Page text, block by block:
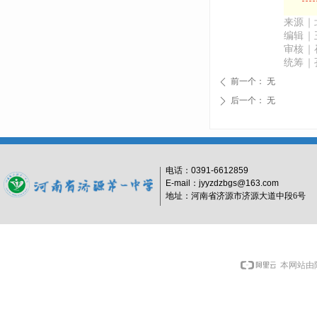
来源
编辑｜
审核
统筹｜
ꄴ 前一个： 无
ꄲ 后一个： 无
电话： 0391-6612859
E-mail：jyyzdzbgs@163.com
地址：河南省济源市济源大道中段6号
本网站由